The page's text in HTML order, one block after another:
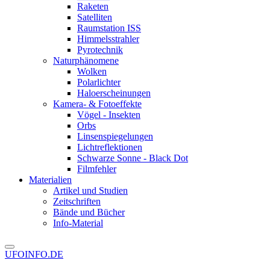
Raketen
Satelliten
Raumstation ISS
Himmelsstrahler
Pyrotechnik
Naturphänomene
Wolken
Polarlichter
Haloerscheinungen
Kamera- & Fotoeffekte
Vögel - Insekten
Orbs
Linsenspiegelungen
Lichtreflektionen
Schwarze Sonne - Black Dot
Filmfehler
Materialien
Artikel und Studien
Zeitschriften
Bände und Bücher
Info-Material
UFOINFO.DE